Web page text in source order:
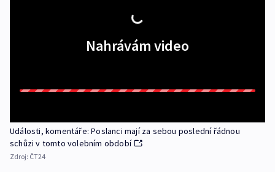
Nahrávám video
Události, komentáře: Poslanci mají za sebou poslední řádnou
schůzi v tomto volebním období
Zdroj: ČT24